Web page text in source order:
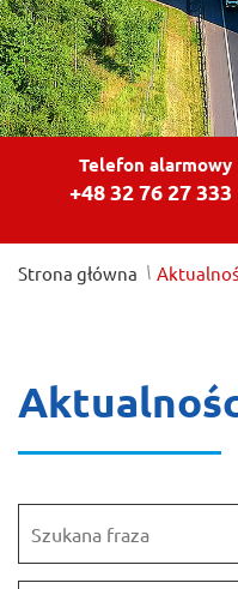
Telefon alarmowy
+48 32 76 27 333
Strona główna /
Szukana fraza